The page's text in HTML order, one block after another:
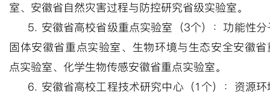
室、安徽省自然灾害过程与防控研究省级实验室。
5. 安徽省高校省级重点实验室（3个）： 功能性分
固体安徽省重点实验室、 生物环境与生态安全安徽省
点实验室、 化学生物传感安徽省重点实验室。
6. 安徽省高校工程技术研究中心（1个）：资源环